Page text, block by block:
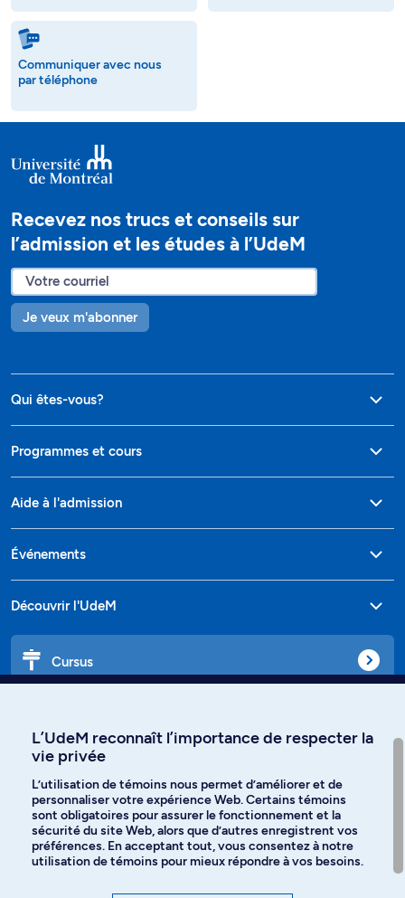
Communiquer avec nous
par téléphone
Recevez nos trucs et conseils sur
l’admission et les études à l’UdeM
Je veux m'abonner
Qui êtes-vous?
Programmes et cours
Aide à l'admission
Événements
Découvrir l'UdeM
Cursus
Langues
Facebook Instagram
L’UdeM reconnaît l’importance de respecter la
vie privée
L’utilisation de témoins nous permet d’améliorer et de
personnaliser votre expérience Web. Certains témoins
sont obligatoires pour assurer le fonctionnement et la
sécurité du site Web, alors que d’autres enregistrent vos
préférences. En acceptant tout, vous consentez à notre
utilisation de témoins pour mieux répondre à vos besoins.